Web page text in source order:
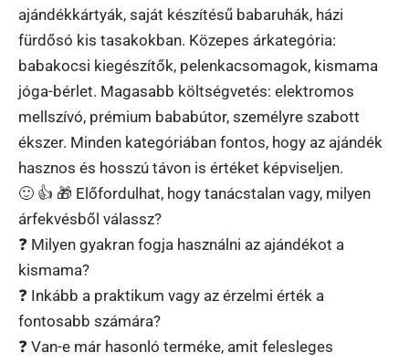
ajándékkártyák, saját készítésű babaruhák, házi
fürdősó kis tasakokban. Közepes árkategória:
babakocsi kiegészítők, pelenkacsomagok, kismama
jóga-bérlet. Magasabb költségvetés: elektromos
mellszívó, prémium bababútor, személyre szabott
ékszer. Minden kategóriában fontos, hogy az ajándék
hasznos és hosszú távon is értéket képviseljen.
🙂 👍 🎁 Előfordulhat, hogy tanácstalan vagy, milyen
árfekvésből válassz?
❓ Milyen gyakran fogja használni az ajándékot a
kismama?
❓ Inkább a praktikum vagy az érzelmi érték a
fontosabb számára?
❓ Van-e már hasonló terméke, amit felesleges